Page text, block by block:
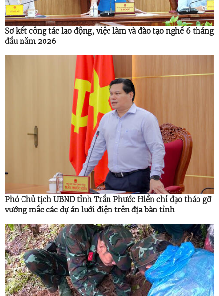
Sơ kết công tác lao động, việc làm và đào tạo nghề 6 tháng
đầu năm 2026
Phó Chủ tịch UBND tỉnh Trần Phước Hiền chỉ đạo tháo gỡ
vướng mắc các dự án lưới điện trên địa bàn tỉnh